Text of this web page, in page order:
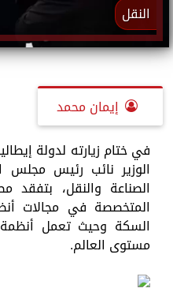
النقل
إيمان محمد
في ختام زيارته لدولة
الوزير نائب رئيس مجلس
الصناعة والنقل، بتفقد
المتخصصة في مجالات
مستوى العالم.